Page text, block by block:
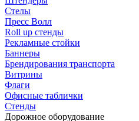
Стелы
Пресс Волл
Roll up стенды
Рекламные стойки
Баннеры
Брендирования транспорта
Витрины
Флаги
Офисные таблички
Стенды
Дорожное оборудование